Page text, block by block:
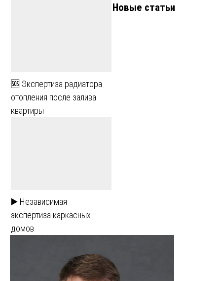
🆘 Экспертиза радиатора
отопления после залива
квартиры
▶️ Независимая
экспертиза каркасных
домов
Новые статьи